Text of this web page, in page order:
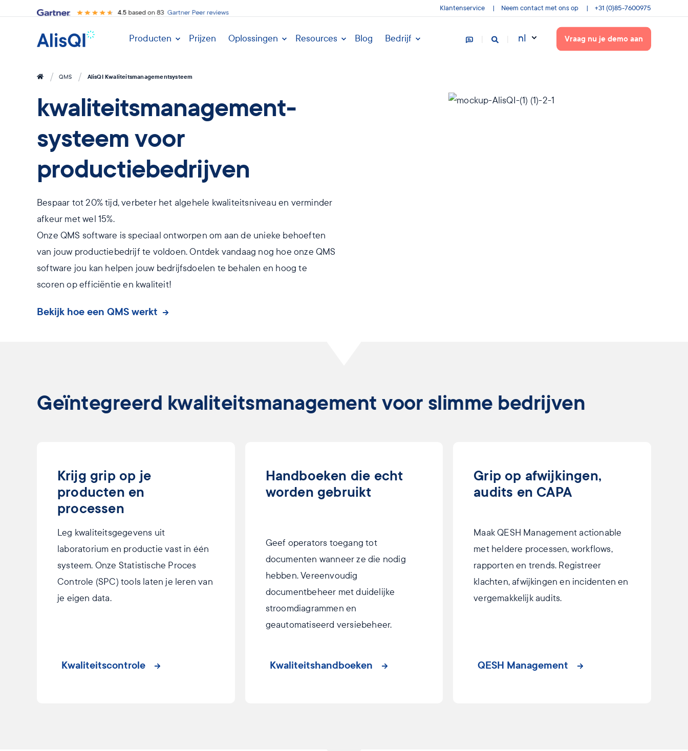
Klantenservice Neem contact met ons op +31 (0)85-7600975
Producten Prijzen Oplossingen Resources Blog Bedrijf nl Vraag nu je demo aan
QMS AlisQI Kwaliteitsmanagementsysteem
kwaliteitsmanagement-
systeem voor
productiebedrijven
Bespaar tot 20% tijd, verbeter het algehele kwaliteitsniveau en verminder
afkeur met wel 15%.
Onze QMS software is speciaal ontworpen om aan de unieke behoeften
van jouw productiebedrijf te voldoen. Ontdek vandaag nog hoe onze QMS
software jou kan helpen jouw bedrijfsdoelen te behalen en hoog te
scoren op efficiëntie en kwaliteit!
Bekijk hoe een QMS werkt
Geïntegreerd kwaliteitsmanagement voor slimme bedrijven
Krijg grip op je
producten en
processen
Leg kwaliteitsgegevens uit
laboratorium en productie vast in één
systeem. Onze Statistische Proces
Controle (SPC) tools laten je leren van
je eigen data.
Kwaliteitscontrole
Handboeken die echt
worden gebruikt
Geef operators toegang tot
documenten wanneer ze die nodig
hebben. Vereenvoudig
documentbeheer met duidelijke
stroomdiagrammen en
geautomatiseerd versiebeheer.
Kwaliteitshandboeken
Grip op afwijkingen,
audits en CAPA
Maak QESH Management actionable
met heldere processen, workflows,
rapporten en trends. Registreer
klachten, afwijkingen en incidenten en
vergemakkelijk audits.
QESH Management